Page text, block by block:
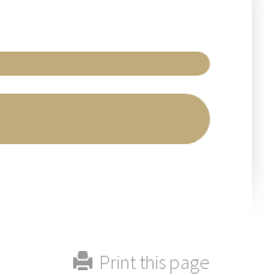
Print this page